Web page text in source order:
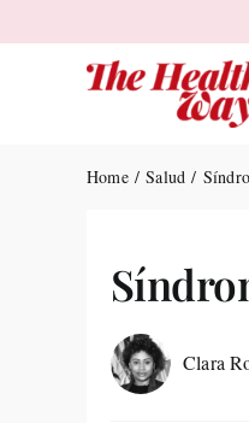
to
Home Salud
Clara